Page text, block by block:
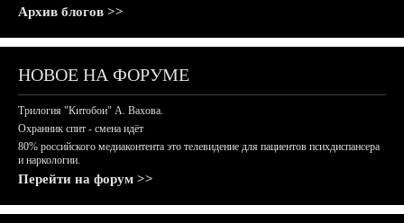
Архив блогов >>
НОВОЕ НА ФОРУМЕ
Трилогия "Китобои" А. Вахова.
Охранник спит - смена идёт
80% российского медиаконтента это телевидение для пациентов психдиспансера
и наркологии.
Перейти на форум >>